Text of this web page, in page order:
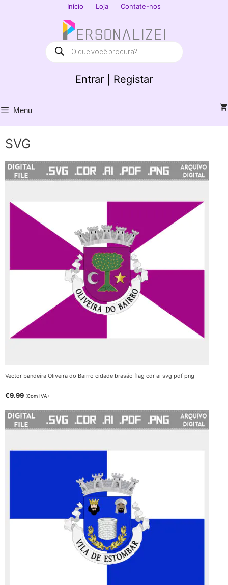
Início Loja Contate-nos
Entrar | Registar
Products
search
Menu
SVG
Vector bandeira Oliveira do Bairro cidade brasão flag cdr ai svg pdf png
€9.99 (Com IVA)